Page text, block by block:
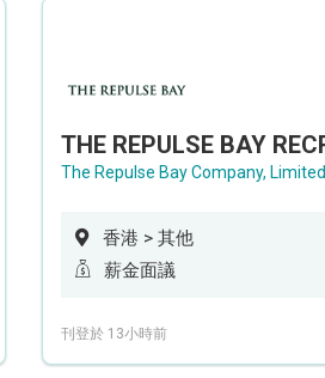
The Repulse Bay Company, Limited
香港 > 其他
薪金面議
刊登於 13小時前